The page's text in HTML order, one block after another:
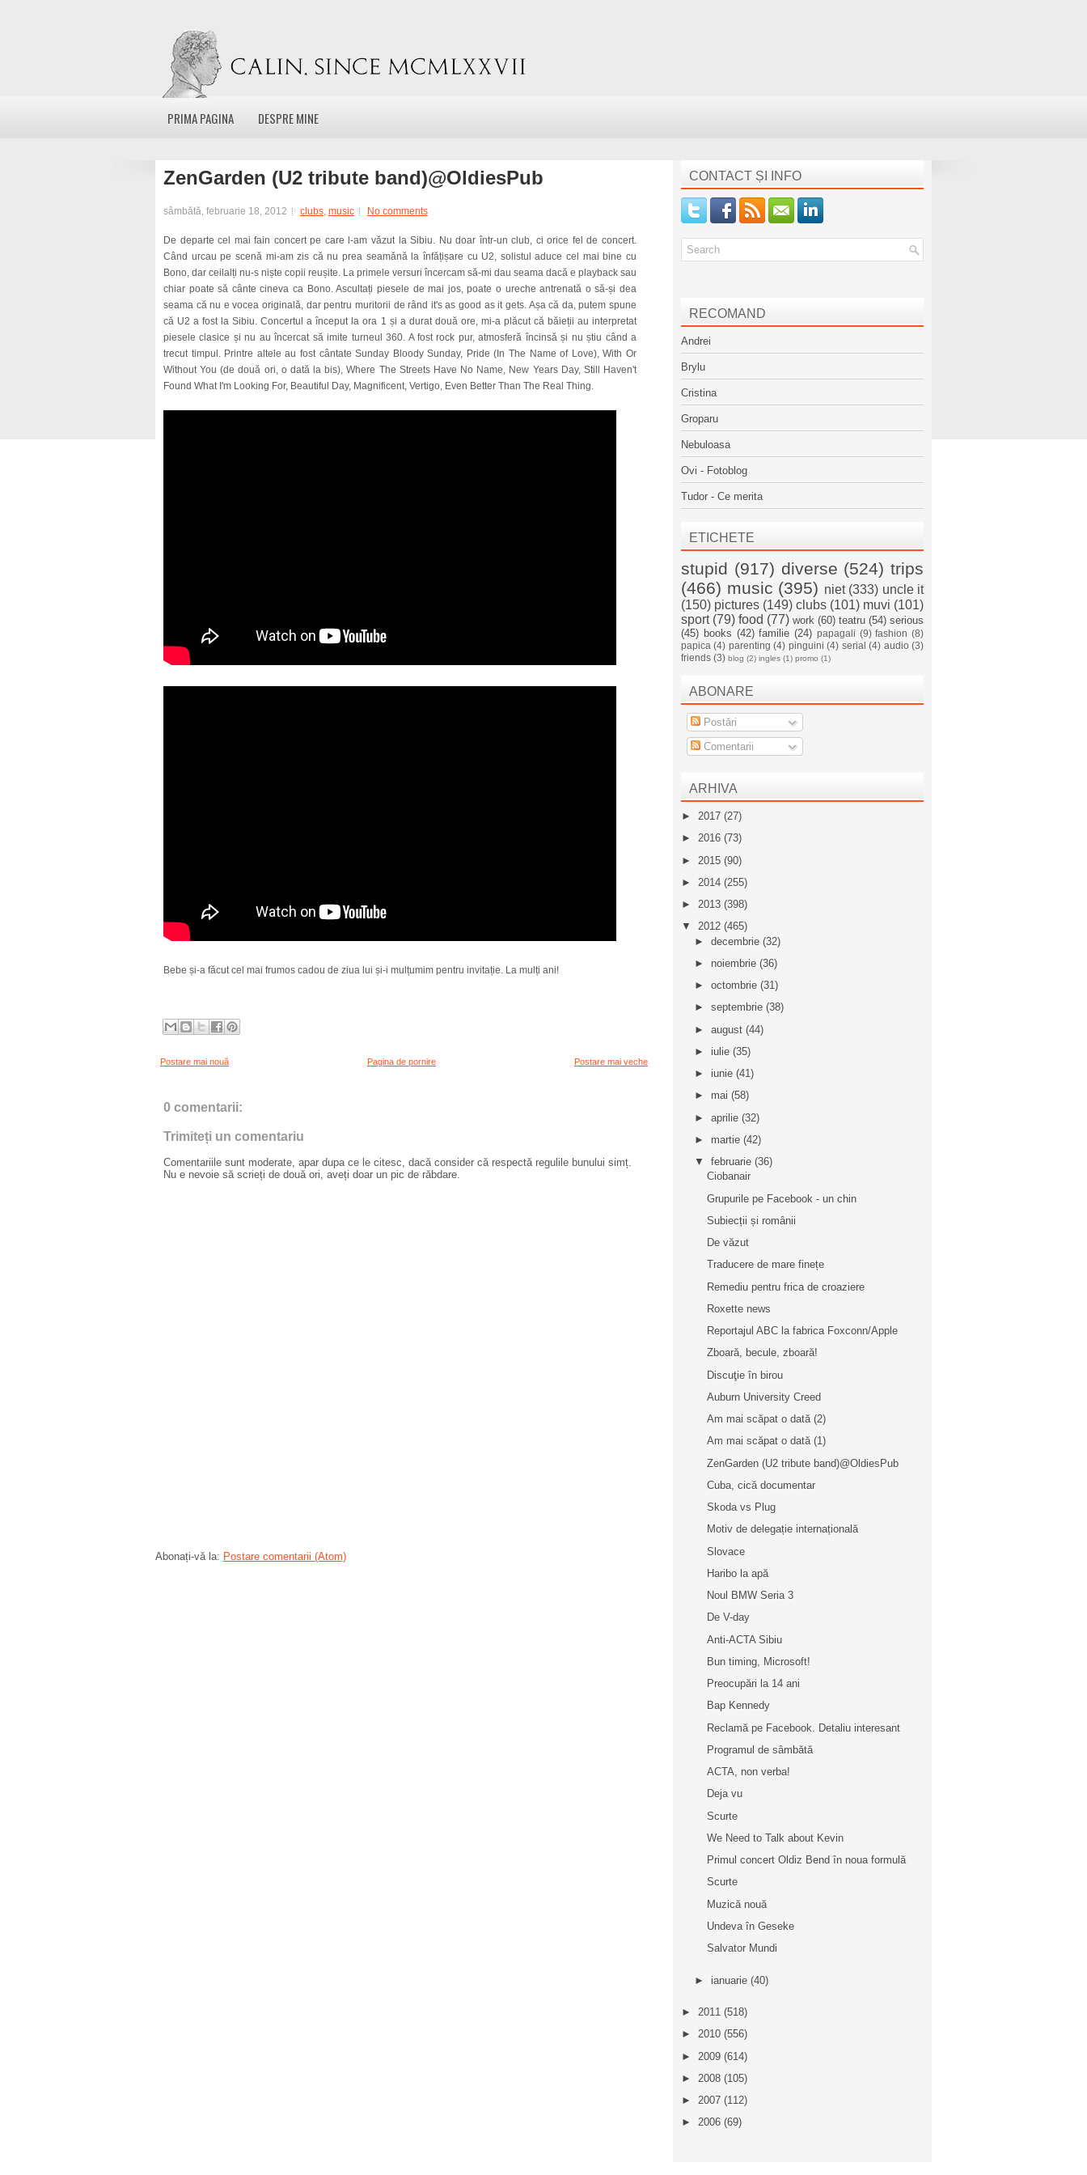
PRIMA PAGINA DESPRE MINE
ZenGarden (U2 tribute band)@OldiesPub
sâmbătă, februarie 18, 2012 clubs, music No comments
De departe cel mai fain concert pe care l-am văzut la Sibiu. Nu doar într-un club, ci orice fel de concert.
Când urcau pe scenă mi-am zis că nu prea seamănă la înfățișare cu U2, solistul aduce cel mai bine cu
Bono, dar ceilalți nu-s niște copii reușite. La primele versuri încercam să-mi dau seama dacă e playback sau
chiar poate să cânte cineva ca Bono. Ascultați piesele de mai jos, poate o ureche antrenată o să-și dea
seama că nu e vocea originală, dar pentru muritorii de rând it's as good as it gets. Așa că da, putem spune
că U2 a fost la Sibiu. Concertul a început la ora 1 și a durat două ore, mi-a plăcut că băieții au interpretat
piesele clasice și nu au încercat să imite turneul 360. A fost rock pur, atmosferă încinsă și nu știu când a
trecut timpul. Printre altele au fost cântate Sunday Bloody Sunday, Pride (In The Name of Love), With Or
Without You (de două ori, o dată la bis), Where The Streets Have No Name, New Years Day, Still Haven't
Found What I'm Looking For, Beautiful Day, Magnificent, Vertigo, Even Better Than The Real Thing.
Bebe și-a făcut cel mai frumos cadou de ziua lui și-i mulțumim pentru invitație. La mulți ani!
Postare mai nouă Postare mai veche
Pagina de pornire
0 comentarii:
Trimiteți un comentariu
Comentariile sunt moderate, apar dupa ce le citesc, dacă consider că respectă regulile bunului simț.
Nu e nevoie să scrieți de două ori, aveți doar un pic de răbdare.
Abonați-vă la: Postare comentarii (Atom)
CONTACT ȘI INFO
RECOMAND
Andrei
Brylu
Cristina
Groparu
Nebuloasa
Ovi - Fotoblog
Tudor - Ce merita
ETICHETE
stupid (917) diverse (524) trips
(466) music (395) niet (333) uncle it
(150) pictures (149) clubs (101) muvi (101)
sport (79) food (77) work (60) teatru (54) serious
(45) books (42) familie (24) papagali (9) fashion (8)
papica (4) parenting (4) pinguini (4) serial (4) audio (3)
friends (3) blog (2) ingles (1) promo (1)
ABONARE
Postări
Comentarii
ARHIVA
► 2017 (27)
► 2016 (73)
► 2015 (90)
► 2014 (255)
► 2013 (398)
▼ 2012 (465)
► decembrie (32)
► noiembrie (36)
► octombrie (31)
► septembrie (38)
► august (44)
► iulie (35)
► iunie (41)
► mai (58)
► aprilie (32)
► martie (42)
▼ februarie (36)
Ciobanair
Grupurile pe Facebook - un chin
Subiecții și românii
De văzut
Traducere de mare finețe
Remediu pentru frica de croaziere
Roxette news
Reportajul ABC la fabrica Foxconn/Apple
Zboară, becule, zboară!
Discuţie în birou
Auburn University Creed
Am mai scăpat o dată (2)
Am mai scăpat o dată (1)
ZenGarden (U2 tribute band)@OldiesPub
Cuba, cică documentar
Skoda vs Plug
Motiv de delegație internațională
Slovace
Haribo la apă
Noul BMW Seria 3
De V-day
Anti-ACTA Sibiu
Bun timing, Microsoft!
Preocupări la 14 ani
Bap Kennedy
Reclamă pe Facebook. Detaliu interesant
Programul de sâmbătă
ACTA, non verba!
Deja vu
Scurte
We Need to Talk about Kevin
Primul concert Oldiz Bend în noua formulă
Scurte
Muzică nouă
Undeva în Geseke
Salvator Mundi
► ianuarie (40)
► 2011 (518)
► 2010 (556)
► 2009 (614)
► 2008 (105)
► 2007 (112)
► 2006 (69)